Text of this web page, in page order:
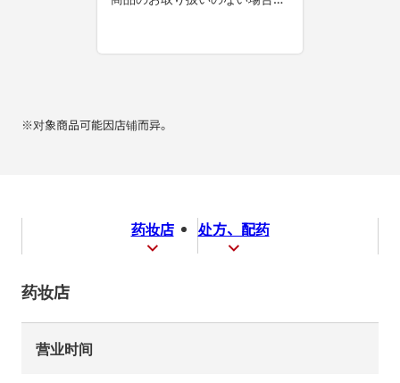
※对象商品可能因店铺而异。
药妆店 处方、配药
药妆店
营业时间